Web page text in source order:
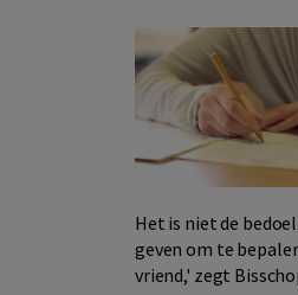
Het is niet de
geven om te
vriend,' zegt